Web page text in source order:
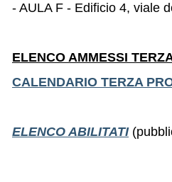
- AULA F - Edificio 4, viale
ELENCO AMMESSI
CALENDARIO TERZA
ELENCO ABILITATI